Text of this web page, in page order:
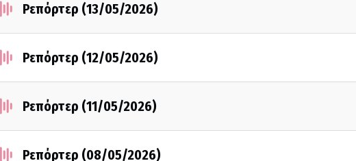
Ρεπόρτερ (13/05/2026)
Ρεπόρτερ (12/05/2026)
Ρεπόρτερ (11/05/2026)
Ρεπόρτερ (08/05/2026)